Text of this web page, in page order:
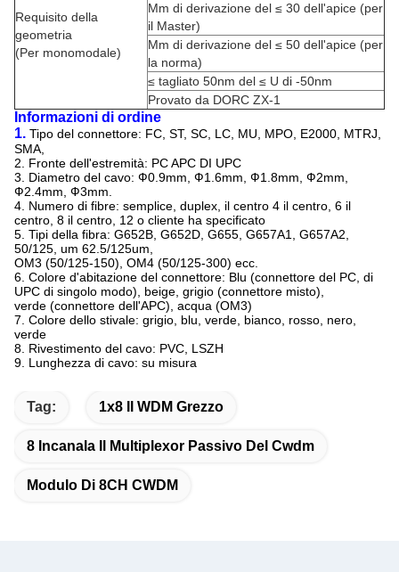
Requisito della
geometria
(Per monomodale)
Μm di derivazione del ≤ 30 dell'apice (per
il Master)
Μm di derivazione del ≤ 50 dell'apice (per
la norma)
≤ tagliato 50nm del ≤ U di -50nm
Provato da DORC ZX-1
Informazioni di ordine
1. Tipo del connettore: FC, ST, SC, LC, MU, MPO, E2000, MTRJ,
SMA,
2. Fronte dell'estremità: PC APC DI UPC
3. Diametro del cavo: Ф0.9mm, Ф1.6mm, Ф1.8mm, Ф2mm,
Ф2.4mm, Ф3mm.
4. Numero di fibre: semplice, duplex, il centro 4 il centro, 6 il
centro, 8 il centro, 12 o cliente ha specificato
5. Tipi della fibra: G652B, G652D, G655, G657A1, G657A2,
50/125, um 62.5/125um,
OM3 (50/125-150), OM4 (50/125-300) ecc.
6. Colore d'abitazione del connettore: Blu (connettore del PC, di
UPC di singolo modo), beige, grigio (connettore misto),
verde (connettore dell'APC), acqua (OM3)
7. Colore dello stivale: grigio, blu, verde, bianco, rosso, nero,
verde
8. Rivestimento del cavo: PVC, LSZH
9. Lunghezza di cavo: su misura
Tag: 1x8 Il WDM Grezzo
8 Incanala Il Multiplexor Passivo Del Cwdm
Modulo Di 8CH CWDM